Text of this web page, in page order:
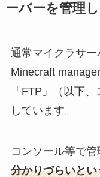
ーバーを管理
通常マイクラサー
Minecraft
「FTP」（以下
しています。
コンソール等で管
分かりづらいと